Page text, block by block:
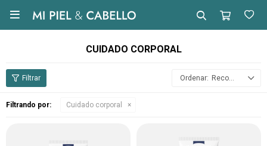

CUIDADO CORPORAL
Recomendados
Filtrando por: Cuidado corporal